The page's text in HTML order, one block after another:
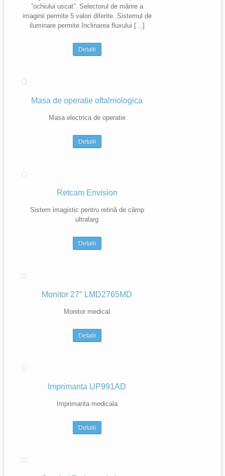
”ochiului uscat”. Selectorul de mărire a
imaginii permite 5 valori diferite. Sistemul de
iluminare permite înclinarea fluxului […]
Detalii
Masa de operatie oftalmologica
Masa electrica de operatie
Detalii
Retcam Envision
Sistem imagistic pentru retină de câmp
ultralarg
Detalii
Monitor 27″ LMD2765MD
Monitor medical
Detalii
Imprimanta UP991AD
Imprimanta medicala
Detalii